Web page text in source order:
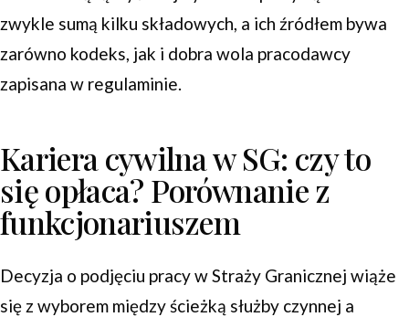
zwykle sumą kilku składowych, a ich źródłem bywa
zarówno kodeks, jak i dobra wola pracodawcy
zapisana w regulaminie.
Kariera cywilna w SG: czy to
się opłaca? Porównanie z
funkcjonariuszem
Decyzja o podjęciu pracy w Straży Granicznej wiąże
się z wyborem między ścieżką służby czynnej a